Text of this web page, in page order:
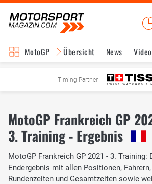
MotoGP Übersicht News
Timing Partner
MotoGP Frankreich GP
3. Training - Ergebnis
MotoGP Frankreich GP 2021 - 3. Training:
Endergebnis mit allen Positionen,
Rundenzeiten und Gesamtzeiten sowie